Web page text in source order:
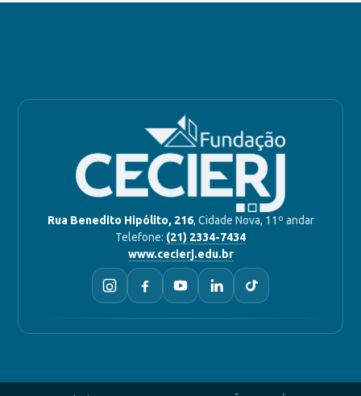
Rua Benedito Hipólito, 216, Cidade Nova, 11º andar
Telefone: (21) 2334-7434
www.cecierj.edu.br